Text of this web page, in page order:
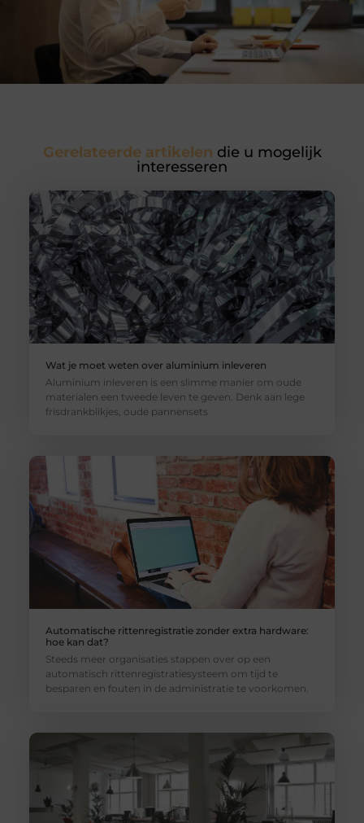
Gerelateerde artikelen die u mogelijk
interesseren
Wat je moet weten over aluminium inleveren
Aluminium inleveren is een slimme manier om oude
materialen een tweede leven te geven. Denk aan lege
frisdrankblikjes, oude pannensets
Automatische rittenregistratie zonder extra hardware:
hoe kan dat?
Steeds meer organisaties stappen over op een
automatisch rittenregistratiesysteem om tijd te
besparen en fouten in de administratie te voorkomen.